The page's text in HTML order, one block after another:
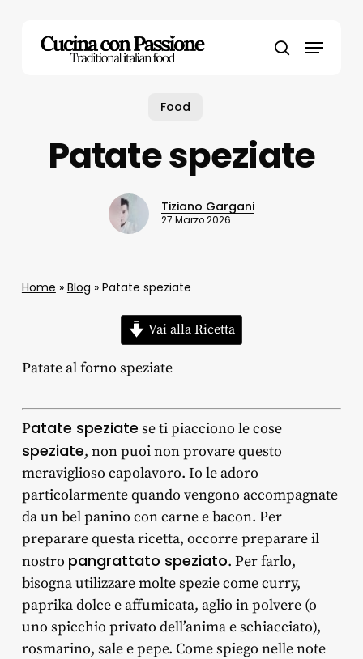
search
Menu
Food
Patate speziate
Tiziano Gargani
27 Marzo 2026
Home » Blog » Patate speziate
Vai alla Ricetta
Patate al forno speziate
Patate speziate se ti piacciono le cose
speziate, non puoi non provare questo
meraviglioso capolavoro. Io le adoro
particolarmente quando vengono accompagnate
da un bel panino con carne e bacon. Per
preparare questa ricetta, occorre preparare il
nostro pangrattato speziato. Per farlo,
bisogna utilizzare molte spezie come curry,
paprika dolce e affumicata, aglio in polvere (o
uno spicchio privato dell’anima e schiacciato),
rosmarino, sale e pepe. Come spiego nelle note